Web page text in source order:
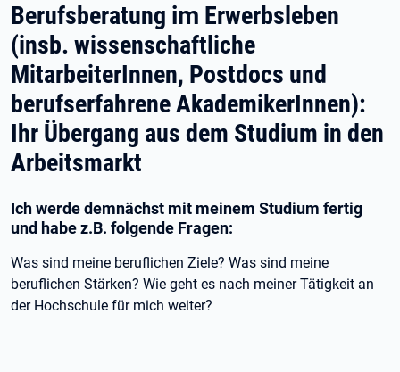
Berufsberatung im Erwerbsleben
(insb. wissenschaftliche
MitarbeiterInnen, Postdocs und
berufserfahrene AkademikerInnen):
Ihr Übergang aus dem Studium in den
Arbeitsmarkt
Ich werde demnächst mit meinem Studium fertig
und habe z.B. folgende Fragen:
Was sind meine beruflichen Ziele? Was sind meine
beruflichen Stärken? Wie geht es nach meiner Tätigkeit an
der Hochschule für mich weiter?